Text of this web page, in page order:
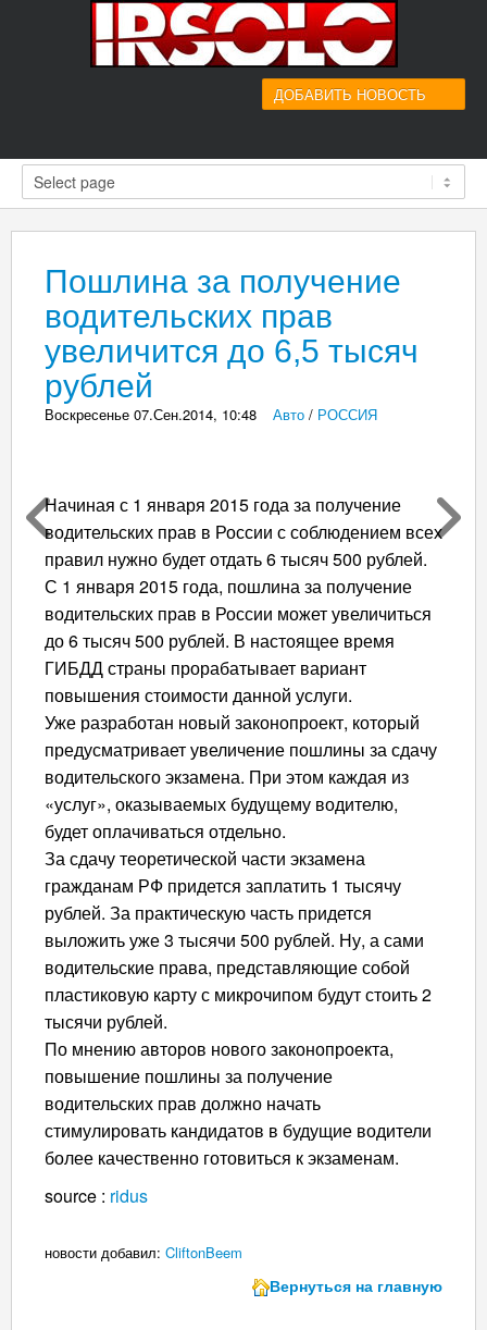
ДОБАВИТЬ НОВОСТЬ
Пошлина за получение
водительских прав
увеличится до 6,5 тысяч
рублей
Воскресенье 07.Сен.2014, 10:48 Авто / РОССИЯ
Начиная с 1 января 2015 года за получение
водительских прав в России с соблюдением всех
правил нужно будет отдать 6 тысяч 500 рублей.
С 1 января 2015 года, пошлина за получение
водительских прав в России может увеличиться
до 6 тысяч 500 рублей. В настоящее время
ГИБДД страны прорабатывает вариант
повышения стоимости данной услуги.
Уже разработан новый законопроект, который
предусматривает увеличение пошлины за сдачу
водительского экзамена. При этом каждая из
«услуг», оказываемых будущему водителю,
будет оплачиваться отдельно.
За сдачу теоретической части экзамена
гражданам РФ придется заплатить 1 тысячу
рублей. За практическую часть придется
выложить уже 3 тысячи 500 рублей. Ну, а сами
водительские права, представляющие собой
пластиковую карту с микрочипом будут стоить 2
тысячи рублей.
По мнению авторов нового законопроекта,
повышение пошлины за получение
водительских прав должно начать
стимулировать кандидатов в будущие водители
более качественно готовиться к экзаменам.
source : ridus
новости добавил: CliftonBeem
Вернуться на главную